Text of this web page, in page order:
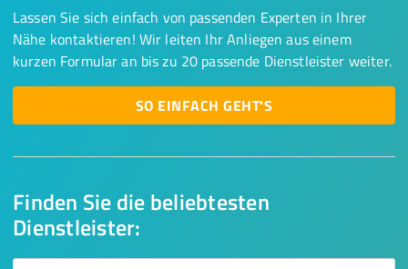
Finden Sie die beliebtesten
Dienstleister:
Lassen Sie sich einfach von passenden Experten in Ihrer
Nähe kontaktieren! Wir leiten Ihr Anliegen aus einem
kurzen Formular an bis zu 20 passende Dienstleister weiter.
SO EINFACH GEHT'S